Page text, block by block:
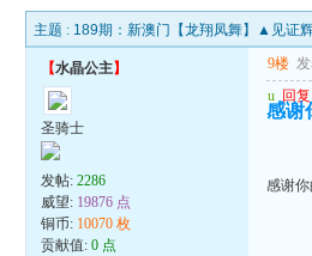
主题 : 189期：新澳门【龙翔凤舞】▲见证
【水晶公主】
圣骑士
发帖:2286
威望: 19876 点
铜币: 10070 枚
贡献值:0 点
9楼
u 回复
感谢
感谢